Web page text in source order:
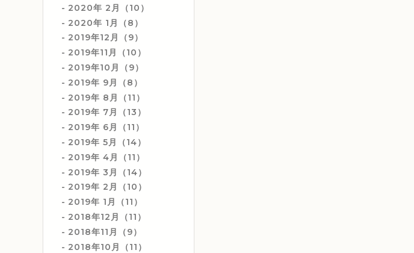
2020年 2月（10）
2020年 1月（8）
2019年12月（9）
2019年11月（10）
2019年10月（9）
2019年 9月（8）
2019年 8月（11）
2019年 7月（13）
2019年 6月（11）
2019年 5月（14）
2019年 4月（11）
2019年 3月（14）
2019年 2月（10）
2019年 1月（11）
2018年12月（11）
2018年11月（9）
2018年10月（11）